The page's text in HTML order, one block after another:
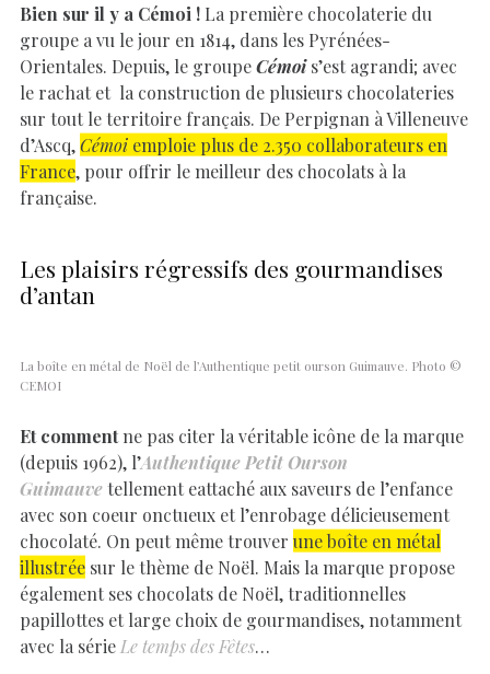
Bien sur il y a Cémoi ! La première chocolaterie du
groupe a vu le jour en 1814, dans les Pyrénées-
Orientales. Depuis, le groupeCémois’est agrandi; avec
le rachat et la construction de plusieurs chocolateries
sur tout le territoire français. De Perpignan à Villeneuve
d’Ascq,Cémoi emploie plus de 2.350 collaborateurs en
France, pour offrir le meilleur des chocolats à la
française.
Les plaisirs régressifs des gourmandises
d’antan
La boîte en métal de Noël de l’Authentique petit ourson Guimauve. Photo ©
CEMOI
Et commentne pas citer la véritable icône de la marque
(depuis 1962), l’Authentique Petit Ourson
Guimauvetellement eattaché aux saveurs de l’enfance
avec son coeur onctueux et l’enrobage délicieusement
chocolaté. On peut même trouver une boîte en métal
illustrée sur le thème de Noël. Mais la marque propose
également ses chocolats de Noël, traditionnelles
papillottes et large choix de gourmandises, notamment
avec la série Le temps des Fêtes…